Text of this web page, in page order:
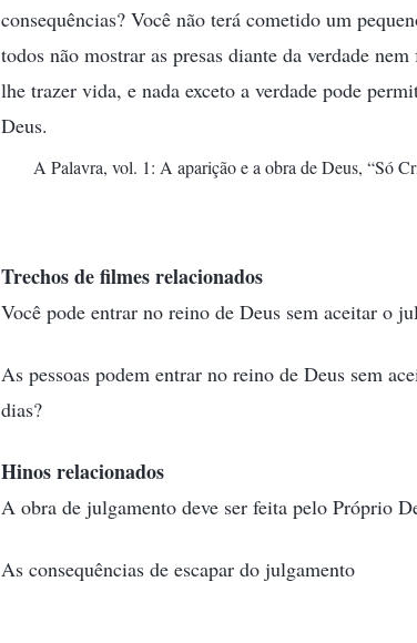
consequências? Você não terá cometido um
todos não mostrar as presas diante da verdade
lhe trazer vida, e nada exceto a verdade pode
Deus.
A Palavra, vol. 1: A aparição e a obra de Deus, “Só
Trechos de filmes relacionados
Você pode entrar no reino de Deus sem aceitar o
As pessoas podem entrar no reino de Deus sem
dias?
Hinos relacionados
A obra de julgamento deve ser feita pelo Próprio
As consequências de escapar do julgamento